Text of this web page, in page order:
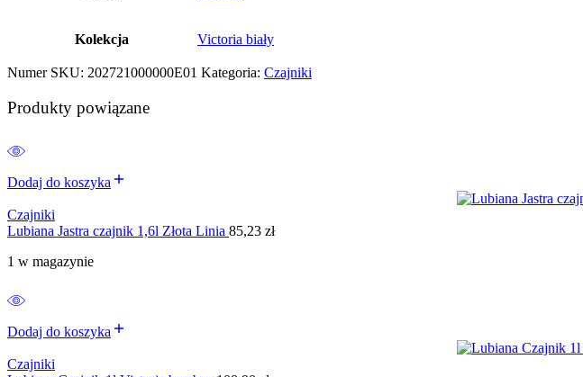
Kolekcja Victoria biały
Numer SKU: 202721000000E01 Kategoria: Czajniki
Produkty powiązane
Dodaj do koszyka
Czajniki
Lubiana Jastra czajnik 1,6l Złota Linia 85,23 zł
1 w magazynie
Dodaj do koszyka
Czajniki